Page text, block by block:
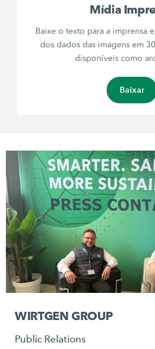
Mídia
Baixe o texto para a imprensa
dos dados das imagens em
disponíveis como
Baixar
WIRTGEN GROUP
Public Relations